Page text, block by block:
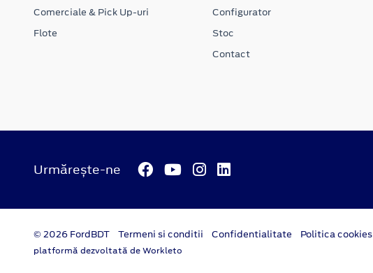
Comerciale & Pick Up-uri
Flote
Configurator
Stoc
Contact
Urmărește-ne
© 2026 FordBDT Termeni si conditii Confidentialitate Politica cookies
platformă dezvoltată de Workleto